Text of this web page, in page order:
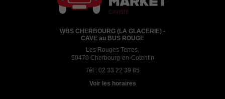
WBS CHERBOURG (LA GLACERIE) -
CAVE au BUS ROUGE
Les Rouges Terres,
50470 Cherbourg-en-Cotentin
Tél : 02 33 22 39 85
Voir les horaires